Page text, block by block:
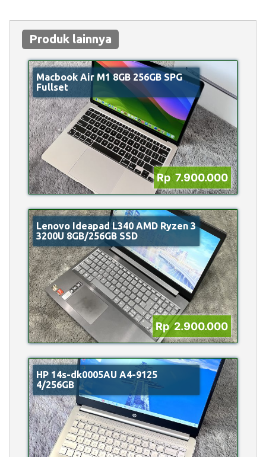
Produk lainnya
Macbook Air M1 8GB 256GB SPG
Fullset
Rp 7.900.000
Lenovo Ideapad L340 AMD Ryzen 3
3200U 8GB/256GB SSD
Rp 2.900.000
HP 14s-dk0005AU A4-9125
4/256GB